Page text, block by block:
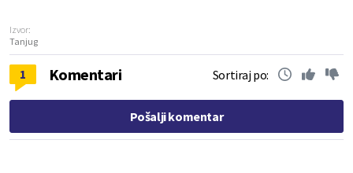
Izvor:
Tanjug
1 Komentari Sortiraj po:
Pošalji komentar